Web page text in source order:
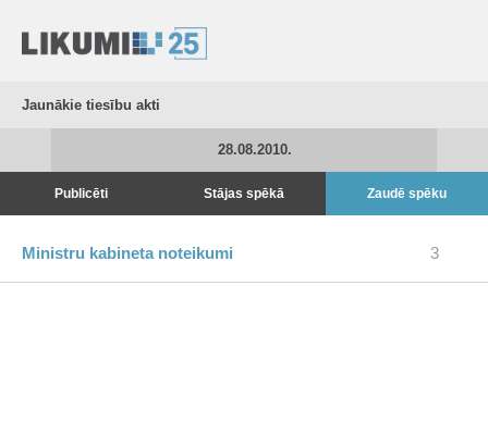
Jaunākie tiesību akti
28.08.2010.
Publicēti Stājas spēkā Zaudē spēku
Ministru kabineta noteikumi 3